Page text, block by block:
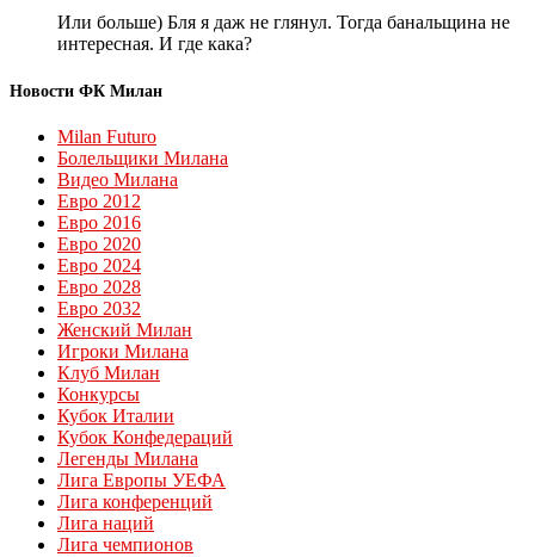
Или больше) Бля я даж не глянул. Тогда банальщина не
интересная. И где кака?
Новости ФК Милан
Milan Futuro
Болельщики Милана
Видео Милана
Евро 2012
Евро 2016
Евро 2020
Евро 2024
Евро 2028
Евро 2032
Женский Милан
Игроки Милана
Клуб Милан
Конкурсы
Кубок Италии
Кубок Конфедераций
Легенды Милана
Лига Европы УЕФА
Лига конференций
Лига наций
Лига чемпионов